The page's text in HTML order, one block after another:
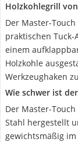
Holzkohlegrill
Der Master-
praktischen
einem
Holzkohle
Werkzeughaken
Wie schwer ist
Der Master-
Stahl hergestellt
gewichtsmäßig